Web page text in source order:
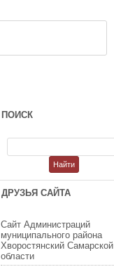
ПОИСК
ДРУЗЬЯ САЙТА
Сайт Администраций
муниципального района
Хворостянский Самарской
области